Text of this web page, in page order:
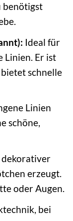
benötigst
Ideal für
Linien. Er ist
schnelle
Linien
schöne,
dekorativer
erzeugt.
oder Augen.
bei